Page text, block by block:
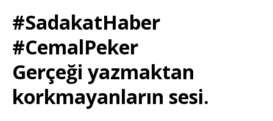
#SadakatHaber
#CemalPeker
Gerçeği yazmaktan
korkmayanların sesi.